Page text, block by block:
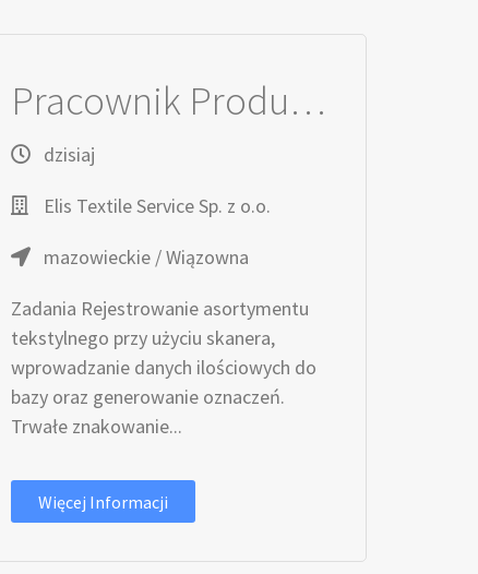
Pracownik Produkcyjny / Pracownica Produkcyjna
dzisiaj
Elis Textile Service Sp. z o.o.
mazowieckie / Wiązowna
Zadania Rejestrowanie asortymentu
tekstylnego przy użyciu skanera,
wprowadzanie danych ilościowych do
bazy oraz generowanie oznaczeń.
Trwałe znakowanie...
Więcej Informacji